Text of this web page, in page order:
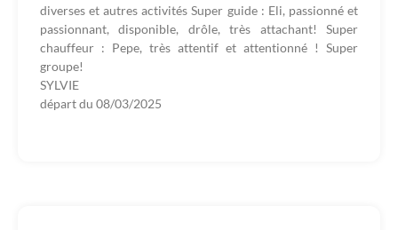
diverses et autres activités Super guide : Eli, passionné et
passionnant, disponible, drôle, très attachant! Super
chauffeur : Pepe, très attentif et attentionné ! Super
groupe!
SYLVIE
départ du 08/03/2025